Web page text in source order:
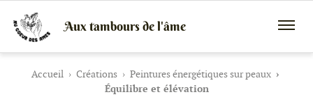
Aux tambours de l'âme
de
chamaniques,
Accueil Créations
Peintures énergétiques sur peaux
Équilibre et élévation